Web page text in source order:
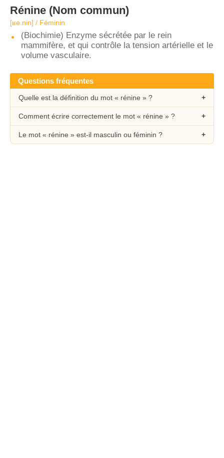
Rénine (Nom commun)
[ʁe.nin] / Féminin
(Biochimie) Enzyme sécrétée par le rein
mammifère, et qui contrôle la tension artérielle et le
volume vasculaire.
Questions fréquentes
Quelle est la définition du mot « rénine » ?
Comment écrire correctement le mot « rénine » ?
Le mot « rénine » est-il masculin ou féminin ?